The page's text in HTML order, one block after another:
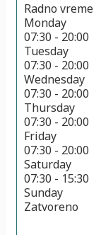
Radno vreme
Monday
07:30 - 20:00
Tuesday
07:30 - 20:00
Wednesday
07:30 - 20:00
Thursday
07:30 - 20:00
Friday
07:30 - 20:00
Saturday
07:30 - 15:30
Sunday
Zatvoreno